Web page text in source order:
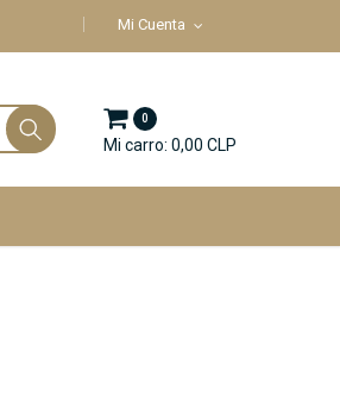
Mi Cuenta
Mi carro: 0,00 CLP
0